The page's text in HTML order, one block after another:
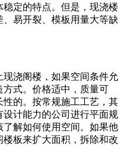
定的特点。但是，现浇楼
易开裂、模板用量大等缺
浇阁楼，如果空间条件允
式。价格适中，质量可
的。按常规施工工艺，其
计能力的公司进行平面规
解如何使用空间。如果他
板来扩大面积，拆除和改